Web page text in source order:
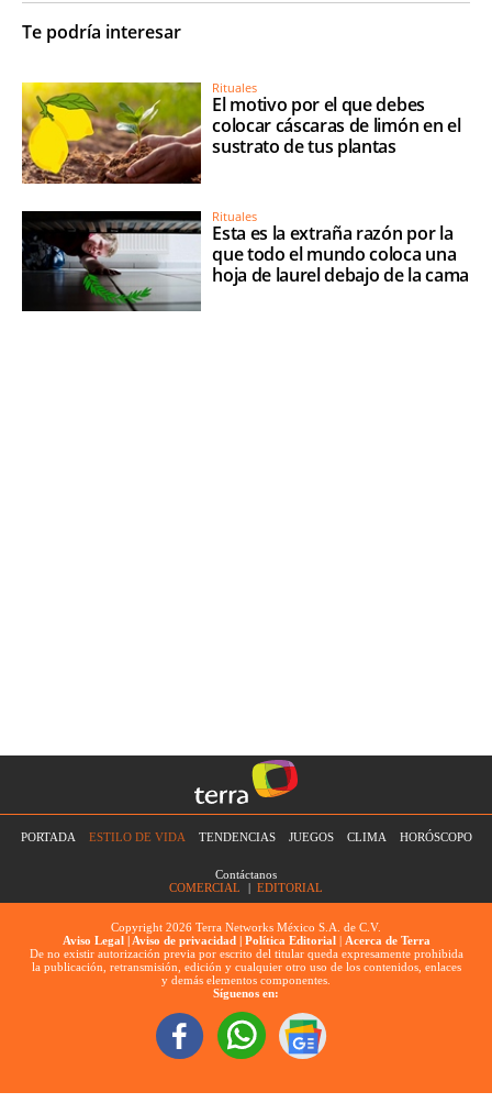
Te podría interesar
Rituales
El motivo por el que debes
colocar cáscaras de limón en el
sustrato de tus plantas
Rituales
Esta es la extraña razón por la
que todo el mundo coloca una
hoja de laurel debajo de la cama
PORTADA ESTILO DE VIDA TENDENCIAS JUEGOS CLIMA HORÓSCOPO
Contáctanos
COMERCIAL
| EDITORIAL
Copyright 2026 Terra Networks México S.A. de C.V.
Aviso Legal | Aviso de privacidad | Política Editorial| Acerca de Terra
De no existir autorización previa por escrito del titular queda expresamente prohibida
la publicación, retransmisión, edición y cualquier otro uso de los contenidos, enlaces
y demás elementos componentes.
Síguenos en: